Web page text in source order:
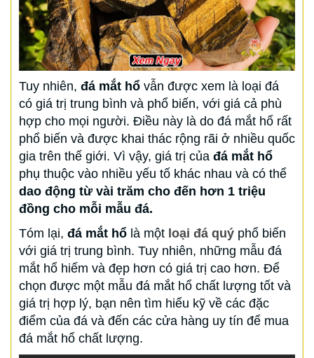
Tuy nhiên, đá mắt hổ vẫn được xem là loại đá
có giá trị trung bình và phổ biến, với giá cả phù
hợp cho mọi người. Điều này là do đá mắt hổ rất
phổ biến và được khai thác rộng rãi ở nhiều quốc
gia trên thế giới. Vì vậy, giá trị của đá mắt hổ
phụ thuộc vào nhiều yếu tố khác nhau và có thể
dao động từ vài trăm cho đến hơn 1 triệu
đồng cho mỗi mẫu đá.
Tóm lại, đá mắt hổ là một loại đá quý phổ biến
với giá trị trung bình. Tuy nhiên, những mẫu đá
mắt hổ hiếm và đẹp hơn có giá trị cao hơn. Để
chọn được một mẫu đá mắt hổ chất lượng tốt và
giá trị hợp lý, bạn nên tìm hiểu kỹ về các đặc
điểm của đá và đến các cửa hàng uy tín để mua
đá mắt hổ chất lượng.